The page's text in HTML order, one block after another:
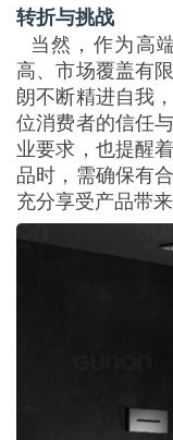
转折与挑战
当然，作为高
高、市场覆盖有
朗不断精进自我
位消费者的信任
业要求，也提醒
品时，需确保有
充分享受产品带来